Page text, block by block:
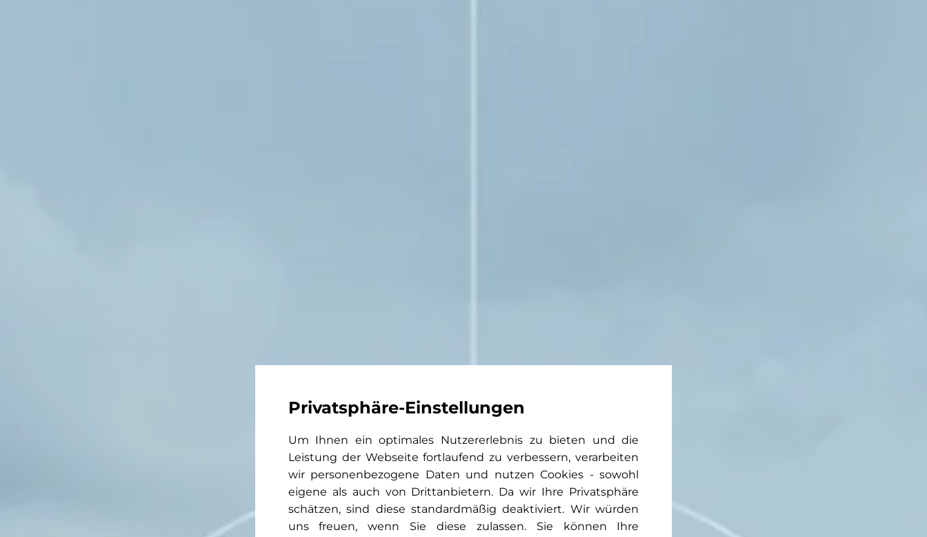
Privatsphäre-Einstellungen
Um Ihnen ein optimales Nutzererlebnis zu bieten und die
Leistung der Webseite fortlaufend zu verbessern, verarbeiten
wir personenbezogene Daten und nutzen Cookies - sowohl
eigene als auch von Drittanbietern. Da wir Ihre Privatsphäre
schätzen, sind diese standardmäßig deaktiviert. Wir würden
uns freuen, wenn Sie diese zulassen. Sie können Ihre